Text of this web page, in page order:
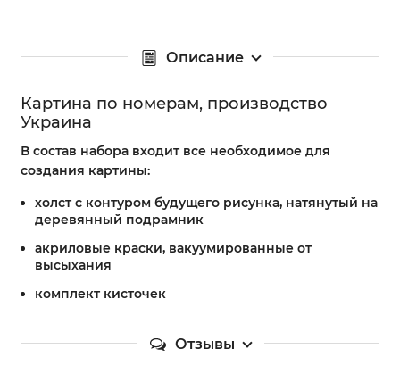
Описание
Картина по номерам, производство
Украина
В состав набора входит все необходимое для
создания картины:
холст с контуром будущего рисунка, натянутый на
деревянный подрамник
акриловые краски, вакуумированные от
высыхания
комплект кисточек
Отзывы